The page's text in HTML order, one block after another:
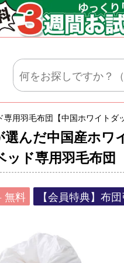
ド専用羽毛布団
んだ中国産ホワ
ットレス・肌が
専用羽毛布団【中国ホワイトダ
無料 【会員特典】布